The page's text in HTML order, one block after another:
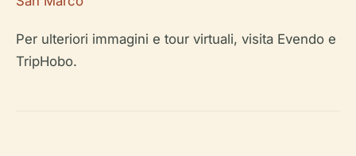
Per ulteriori immagini e tour virtuali, visita Evendo e
TripHobo.